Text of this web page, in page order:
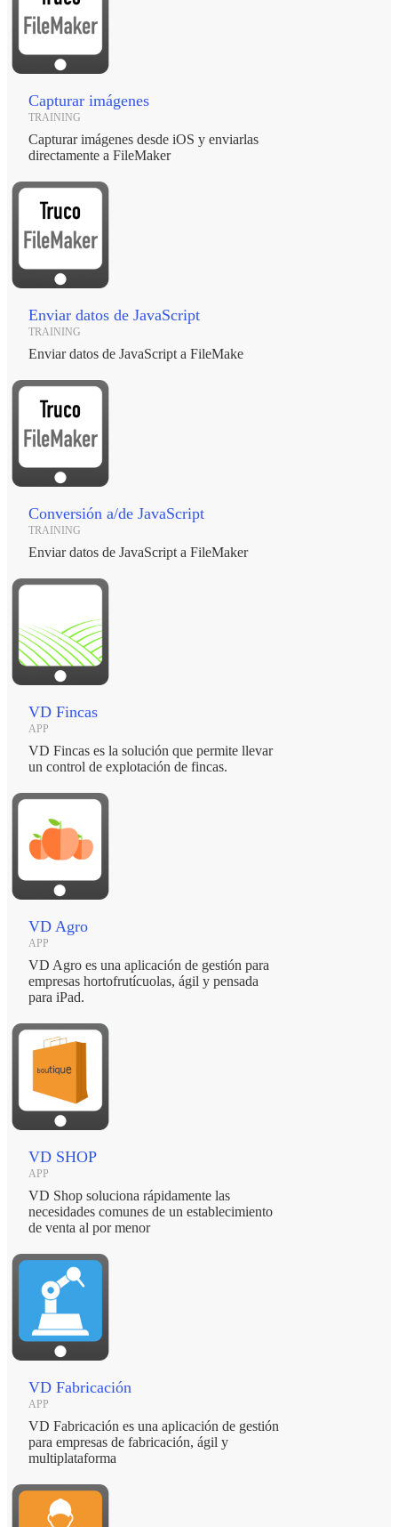
Capturar imágenes
TRAINING
Capturar imágenes desde iOS y enviarlas
directamente a FileMaker
Enviar datos de JavaScript
TRAINING
Enviar datos de JavaScript a FileMake
Conversión a/de JavaScript
TRAINING
Enviar datos de JavaScript a FileMaker
VD Fincas
APP
VD Fincas es la solución que permite llevar
un control de explotación de fincas.
VD Agro
APP
VD Agro es una aplicación de gestión para
empresas hortofrutícuolas, ágil y pensada
para iPad.
VD SHOP
APP
VD Shop soluciona rápidamente las
necesidades comunes de un establecimiento
de venta al por menor
VD Fabricación
APP
VD Fabricación es una aplicación de gestión
para empresas de fabricación, ágil y
multiplataforma